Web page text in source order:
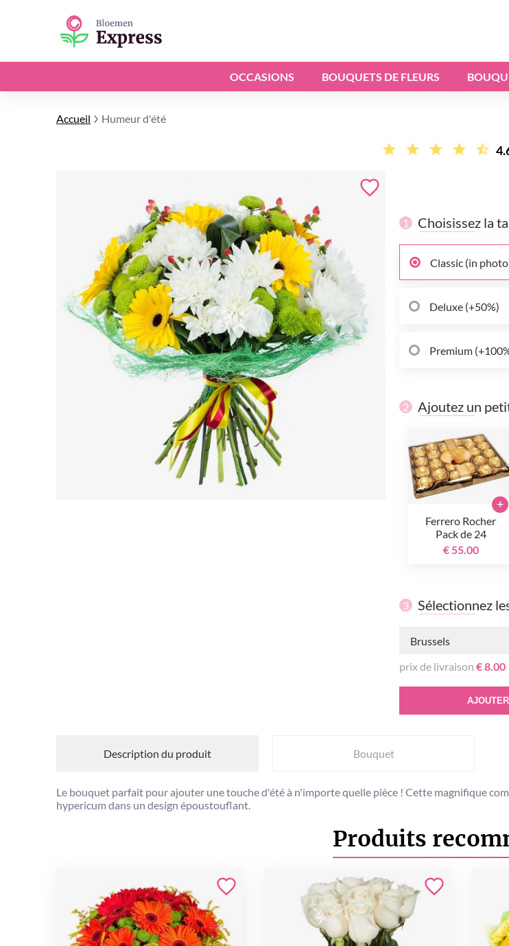
OCCASIONS BOUQUETS DE FLEURS
Accueil Humeur d'été
1 Choisissez la
Classic (in
Deluxe (+50%)
Premium
2 Ajoutez un
Ferrero Rocher
Pack de 24
€ 55.00
+
3 Sélectionnez
Brussels
prix de livraison€ 8.00
Description du produit Bouquet
Le bouquet parfait pour ajouter une touche d'été à n'importe quelle pièce ! Cette magnifique
hypericum dans un design époustouflant.
Produits